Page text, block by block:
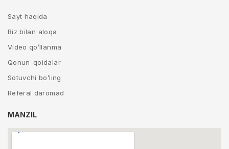
Sayt haqida
Biz bilan aloqa
Video qo’llanma
Qonun-qoidalar
Sotuvchi bo’ling
Referal daromad
MANZIL